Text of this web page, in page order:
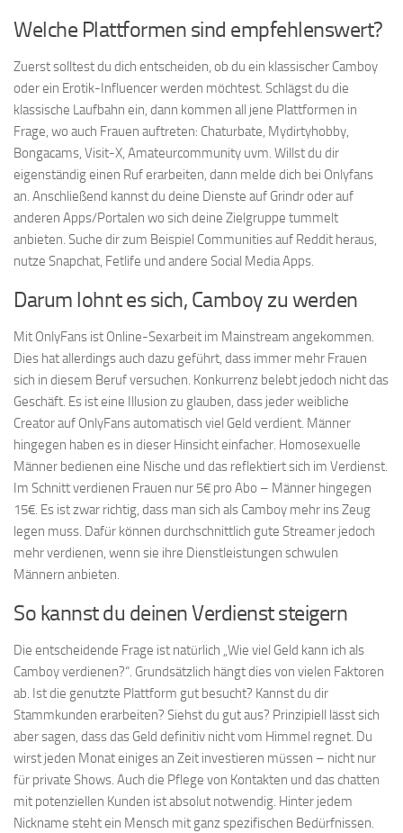
Welche Plattformen sind empfehlenswert?
Zuerst solltest du dich entscheiden, ob du ein klassischer Camboy
oder ein Erotik-Influencer werden möchtest. Schlägst du die
klassische Laufbahn ein, dann kommen all jene Plattformen in
Frage, wo auch Frauen auftreten: Chaturbate, Mydirtyhobby,
Bongacams, Visit-X, Amateurcommunity uvm. Willst du dir
eigenständig einen Ruf erarbeiten, dann melde dich bei Onlyfans
an. Anschließend kannst du deine Dienste auf Grindr oder auf
anderen Apps/Portalen wo sich deine Zielgruppe tummelt
anbieten. Suche dir zum Beispiel Communities auf Reddit heraus,
nutze Snapchat, Fetlife und andere Social Media Apps.
Darum lohnt es sich, Camboy zu werden
Mit OnlyFans ist Online-Sexarbeit im Mainstream angekommen.
Dies hat allerdings auch dazu geführt, dass immer mehr Frauen
sich in diesem Beruf versuchen. Konkurrenz belebt jedoch nicht das
Geschäft. Es ist eine Illusion zu glauben, dass jeder weibliche
Creator auf OnlyFans automatisch viel Geld verdient. Männer
hingegen haben es in dieser Hinsicht einfacher. Homosexuelle
Männer bedienen eine Nische und das reflektiert sich im Verdienst.
Im Schnitt verdienen Frauen nur 5€ pro Abo – Männer hingegen
15€. Es ist zwar richtig, dass man sich als Camboy mehr ins Zeug
legen muss. Dafür können durchschnittlich gute Streamer jedoch
mehr verdienen, wenn sie ihre Dienstleistungen schwulen
Männern anbieten.
So kannst du deinen Verdienst steigern
Die entscheidende Frage ist natürlich „Wie viel Geld kann ich als
Camboy verdienen?“. Grundsätzlich hängt dies von vielen Faktoren
ab. Ist die genutzte Plattform gut besucht? Kannst du dir
Stammkunden erarbeiten? Siehst du gut aus? Prinzipiell lässt sich
aber sagen, dass das Geld definitiv nicht vom Himmel regnet. Du
wirst jeden Monat einiges an Zeit investieren müssen – nicht nur
für private Shows. Auch die Pflege von Kontakten und das chatten
mit potenziellen Kunden ist absolut notwendig. Hinter jedem
Nickname steht ein Mensch mit ganz spezifischen Bedürfnissen.